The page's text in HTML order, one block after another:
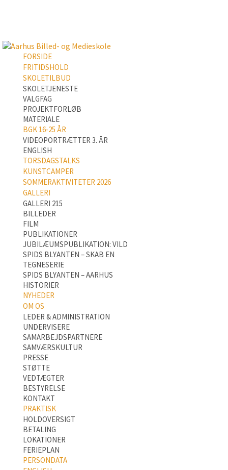
FORSIDE
FRITIDSHOLD
SKOLETILBUD
SKOLETJENESTE
VALGFAG
PROJEKTFORLØB
MATERIALE
BGK 16-25 ÅR
VIDEOPORTRÆTTER 3. ÅR
ENGLISH
TORSDAGSTALKS
KUNSTCAMPER
SOMMERAKTIVITETER 2026
GALLERI
GALLERI 215
BILLEDER
FILM
PUBLIKATIONER
JUBILÆUMSPUBLIKATION: VILD
SPIDS BLYANTEN – SKAB EN
TEGNESERIE
SPIDS BLYANTEN – AARHUS
HISTORIER
NYHEDER
OM OS
LEDER & ADMINISTRATION
UNDERVISERE
SAMARBEJDSPARTNERE
SAMVÆRSKULTUR
PRESSE
STØTTE
VEDTÆGTER
BESTYRELSE
KONTAKT
PRAKTISK
HOLDOVERSIGT
BETALING
LOKATIONER
FERIEPLAN
PERSONDATA